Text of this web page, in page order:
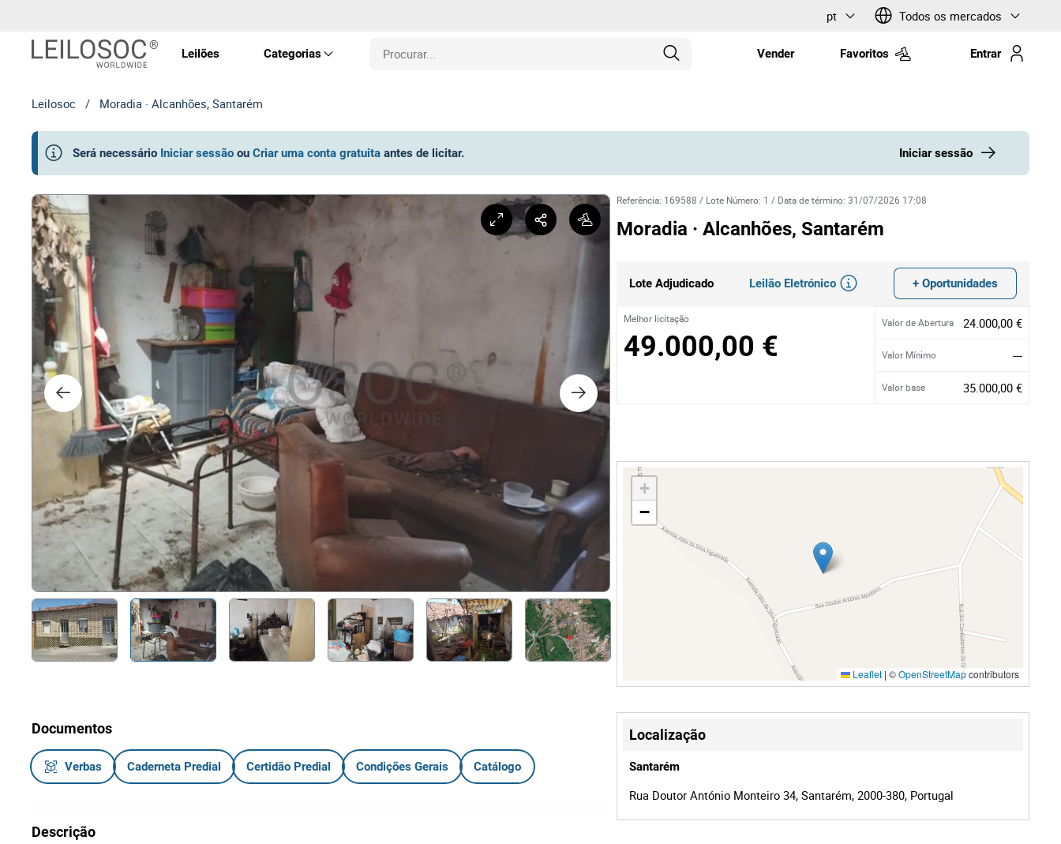
pt Todos os mercados
Leilões Categorias
Veículos
Maquinaria
Arte e Colecionáveis
Tecnologia
Mobiliário e Decoração
Vender Favoritos Entrar
Leilosoc / Moradia · Alcanhões, Santarém
Será necessário Iniciar sessão ou Criar uma conta gratuita antes de licitar. Iniciar sessão
Documentos
Verbas Caderneta Predial Certidão Predial Condições Gerais Catálogo
Descrição
Referência: 169588 / Lote Número: 1 / Data de término:31/07/2026 17:08
Moradia · Alcanhões, Santarém
Lote Adjudicado Leilão Eletrónico + Oportunidades
Melhor licitação
49.000,00 €
Valor de Abertura 24.000,00 €
Valor Mínimo ---
Valor base 35.000,00 €
+
−
Leaflet | ©OpenStreetMapcontributors
Localização
Santarém
Rua Doutor António Monteiro 34, Santarém, 2000-380, Portugal